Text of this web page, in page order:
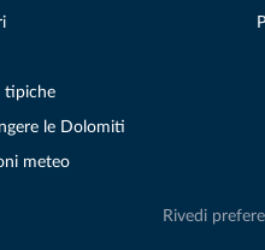
tipiche
le Dolomiti
meteo
Rivedi